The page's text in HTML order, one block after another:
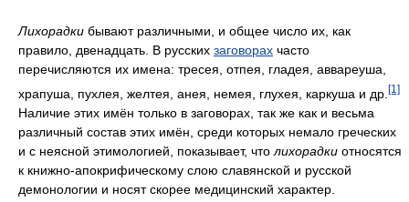
Лихорадки бывают различными, и общее число их, как
правило, двенадцать. В русских заговорах часто
перечисляются их имена: тресея, отпея, гладея, аввареуша,
храпуша, пухлея, желтея, анея, немея, глухея, каркуша и др. [1]
Наличие этих имён только в заговорах, так же как и весьма
различный состав этих имён, среди которых немало греческих
и с неясной этимологией, показывает, что лихорадки относятся
к книжно-апокрифическому слою славянской и русской
демонологии и носят скорее медицинский характер.